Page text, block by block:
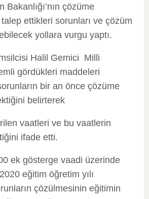
çözüme
talep ettikleri sorunları ve çözüm
yollara vurgu yaptı.
Halil Gemici Milli
gördükleri maddeleri
bir an önce çözüme
belirterek
vaatleri ve bu vaatlerin
ifade etti.
ek gösterge vaadi üzerinde
eğitim öğretim yılı
çözülmesinin eğitimin